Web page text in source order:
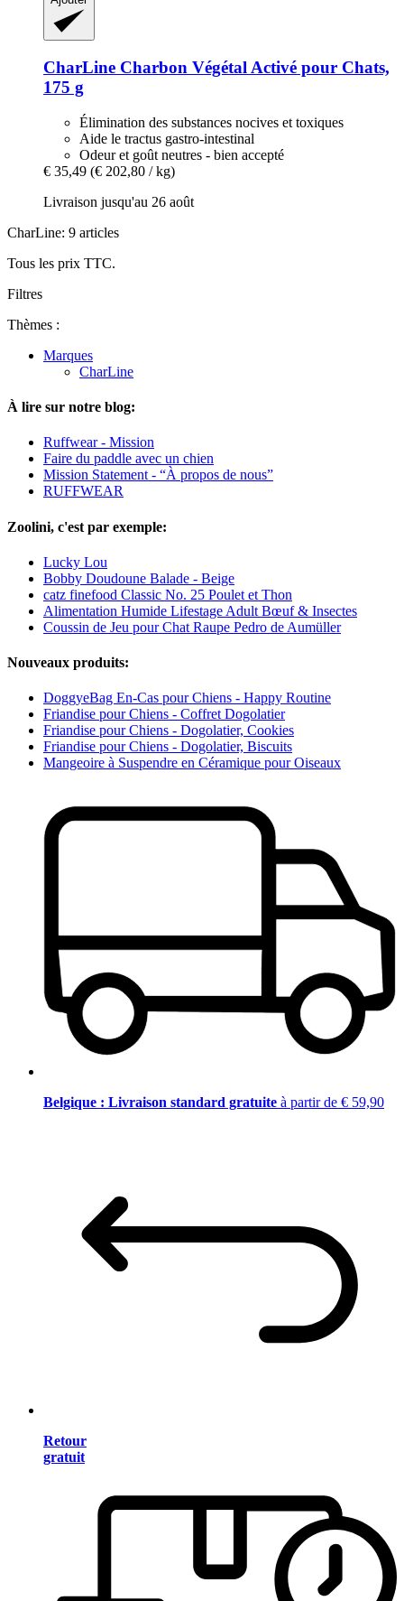
CharLine Charbon Végétal Activé pour Chats,
175 g
Élimination des substances nocives et toxiques
Aide le tractus gastro-intestinal
Odeur et goût neutres - bien accepté
€ 35,49 (€ 202,80 / kg)
Livraison jusqu'au 26 août
CharLine: 9 articles
Tous les prix TTC.
Filtres
Thèmes :
Marques
CharLine
À lire sur notre blog:
Ruffwear - Mission
Faire du paddle avec un chien
Mission Statement - “À propos de nous”
RUFFWEAR
Zoolini, c'est par exemple:
Lucky Lou
Bobby Doudoune Balade - Beige
catz finefood Classic No. 25 Poulet et Thon
Alimentation Humide Lifestage Adult Bœuf & Insectes
Coussin de Jeu pour Chat Raupe Pedro de Aumüller
Nouveaux produits:
DoggyeBag En-Cas pour Chiens - Happy Routine
Friandise pour Chiens - Coffret Dogolatier
Friandise pour Chiens - Dogolatier, Cookies
Friandise pour Chiens - Dogolatier, Biscuits
Mangeoire à Suspendre en Céramique pour Oiseaux
Belgique : Livraison standard gratuite à partir de € 59,90
Retour
gratuit